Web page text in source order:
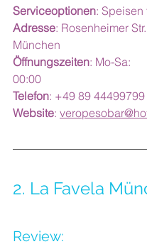
Serviceoptionen: Speisen
Adresse: Rosenheimer
München
Öffnungszeiten: Mo-Sa: 	19:00–
00:00
Telefon: +49 89 44499799
Website:
2. La Favela
Review: